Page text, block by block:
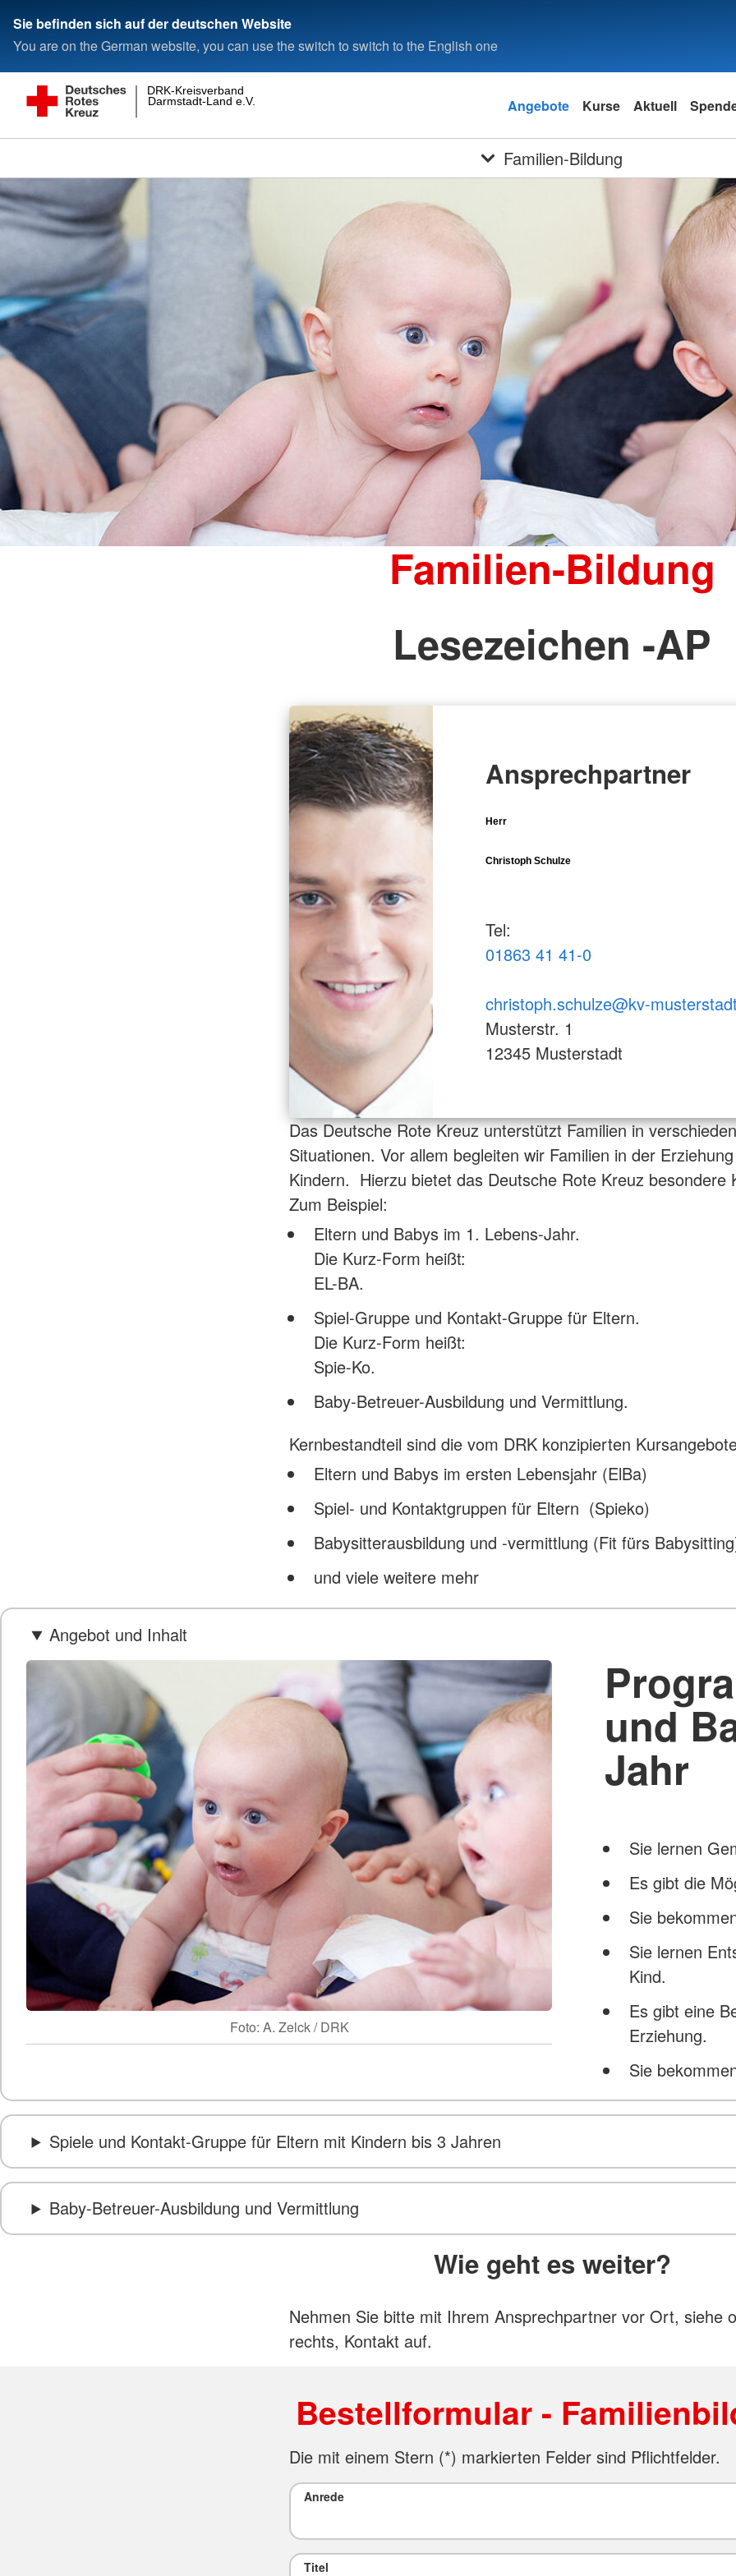
Sie befinden sich auf der deutschen Website
You are on the German website, you can use the switch to switch to the English one
Darmstadt-Land e.V.
DRK-Kreisverband
Angebote Kurse Aktuell
Familien-Bildung
Familien-Bildung
Lesezeichen -AP
Ansprechpartner
Herr
Christoph Schulze
Tel:
01863 41 41-0
christoph.schulze@kv-
Musterstr. 1
12345 Musterstadt
Das Deutsche Rote Kreuz unterstützt Familien in
Situationen. Vor allem begleiten wir Familien in der
Kindern. Hierzu bietet das Deutsche Rote Kreuz besondere
Zum Beispiel:
Eltern und Babys im 1. Lebens-Jahr.
Die Kurz-Form heißt:
EL-BA.
Spiel-Gruppe und Kontakt-Gruppe für Eltern.
Die Kurz-Form heißt:
Spie-Ko.
Baby-Betreuer-Ausbildung und Vermittlung.
Kernbestandteil sind die vom DRK konzipierten
Eltern und Babys im ersten Lebensjahr (ElBa)
Spiel- und Kontaktgruppen für Eltern (Spieko)
Babysitterausbildung und -vermittlung (Fit fürs
und viele weitere mehr
Angebot und Inhalt
Foto: A. Zelck / DRK
und
Jahr
Sie lernen
Es gibt die
Sie
Sie lernen
Kind.
Es gibt eine
Erziehung.
Sie
Spiele und Kontakt-Gruppe für Eltern mit Kindern bis 3 Jahren
Baby-Betreuer-Ausbildung und Vermittlung
Wie geht es weiter?
Nehmen Sie bitte mit Ihrem Ansprechpartner vor Ort, siehe
rechts, Kontakt auf.
Bestellformular -
Die mit einem Stern (*) markierten Felder sind Pflichtfelder.
Anrede
Titel